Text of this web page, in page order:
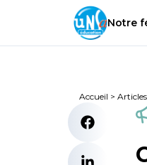
Notre
Accueil >